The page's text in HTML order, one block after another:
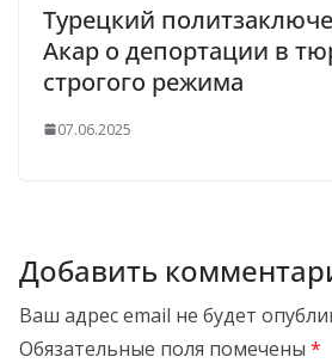
Турецкий
Акар о депортации в
строгого режима
07.06.2025
Добавить
Ваш адрес email не будет
Обязательные поля помечены *